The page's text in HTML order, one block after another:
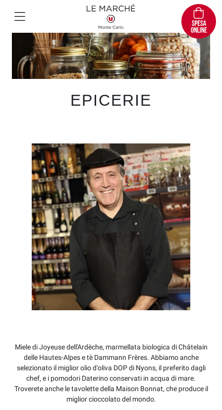
EPICERIE
Miele di Joyeuse dell'Ardèche, marmellata biologica di Châtelain
delle Hautes-Alpes e tè Dammann Frères. Abbiamo anche
selezionato il miglior olio d'oliva DOP di Nyons, il preferito dagli
chef, e i pomodori Daterino conservati in acqua di mare.
Troverete anche le tavolette della Maison Bonnat, che produce il
miglior cioccolato del mondo.